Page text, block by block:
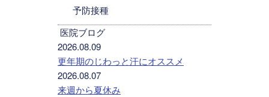
予防接種
医院ブログ
2026.08.09
更年期のじわっと汗にオススメ
2026.08.07
来週から夏休み